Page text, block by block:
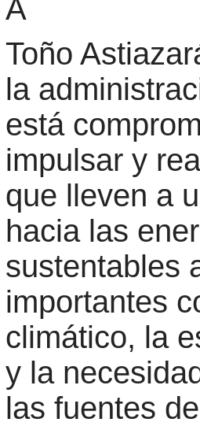
Â
Toño
la
está
impulsar y
que lleven a
hacia las
sustentables
importantes
climático, la
y la
las fuentes